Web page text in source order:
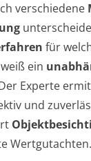
verschiedene
für
ein
Experte
und
Wertgutachten.